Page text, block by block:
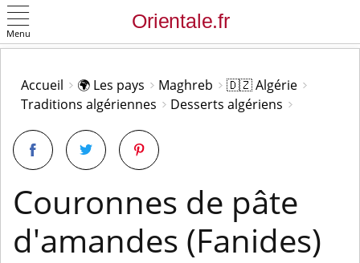
Menu
Accueil 🌍 Les pays Maghreb
🇩🇿 Algérie
Traditions algériennes
Desserts algériens
Couronnes de pâte
d'amandes (Fanides)